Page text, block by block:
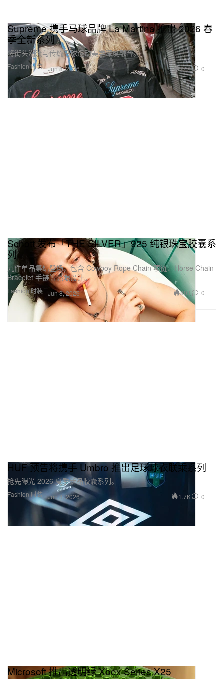
Fashion 时装
Supreme 携手马球品牌 La Martina 推出 2026 春
季全新系列
将街头潮流与传统马球运动美学深度融合。
Jun 8, 2026 242 0
Fashion 时装
Schott 发布「THE SILVER」925 纯银珠宝胶囊系
列
九件单品集结登场，包含 Cowboy Rope Chain 项链、Horse Chain
Bracelet 手链等亮眼设计。
Jun 8, 2026 803 0
Fashion 时装
HUF 预告将携手 Umbro 推出足球球衣联乘系列
抢先曝光 2026 夏季新品胶囊系列。
Jun 8, 2026 1.7K 0
Microsoft 推出透明绿 Xbox Series X25